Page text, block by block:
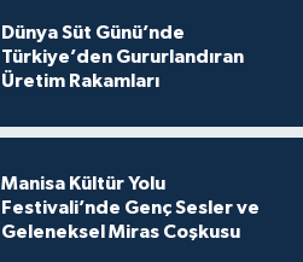
Dünya Süt Günü’nde
Türkiye’den Gururlandıran
Üretim Rakamları
Manisa Kültür Yolu
Festivali’nde Genç Sesler ve
Geleneksel Miras Coşkusu